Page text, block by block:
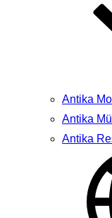
Antika
Antika
Antika